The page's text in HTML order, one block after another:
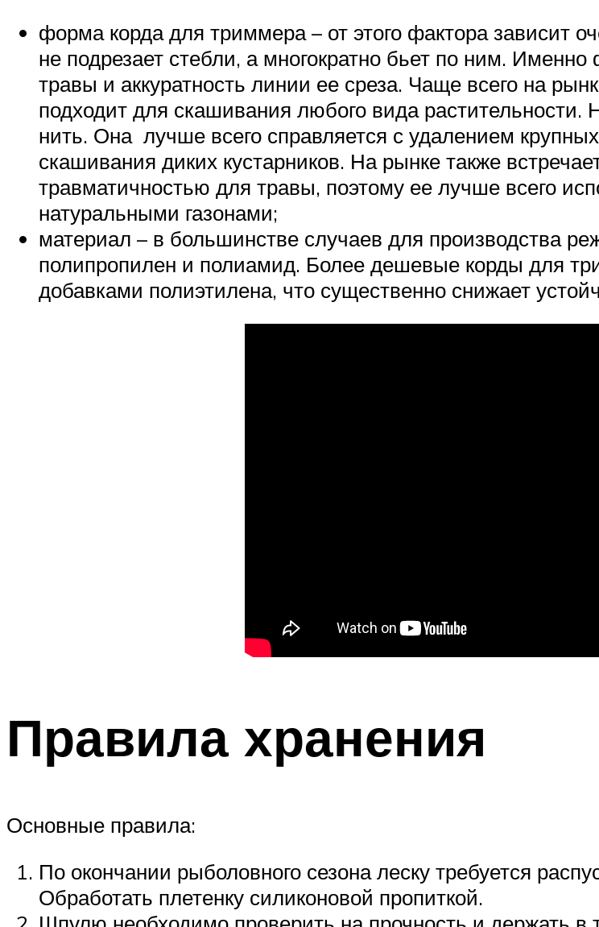
форма корда для триммера – от этого фактора зависит
не подрезает стебли, а многократно бьет по ним.
травы и аккуратность линии ее среза. Чаще всего на
подходит для скашивания любого вида растительности.
нить. Она лучше всего справляется с удалением
скашивания диких кустарников. На рынке также
травматичностью для травы, поэтому ее лучше всего
натуральными газонами;
материал – в большинстве случаев для производства
полипропилен и полиамид. Более дешевые корды для
добавками полиэтилена, что существенно снижает
Правила хранения
Основные правила:
По окончании рыболовного сезона леску требуется
Обработать плетенку силиконовой пропиткой.